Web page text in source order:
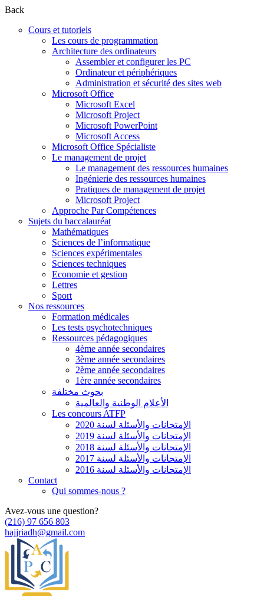
Back
Cours et tutoriels
Les cours de programmation
Architecture des ordinateurs
Assembler et configurer les PC
Ordinateur et périphériques
Administration et sécurité des sites web
Microsoft Office
Microsoft Excel
Microsoft Project
Microsoft PowerPoint
Microsoft Access
Microsoft Office Spécialiste
Le management de projet
Le management des ressources humaines
Ingénierie des ressources humaines
Pratiques de management de projet
Microsoft Project
Approche Par Compétences
Sujets du baccalauréat
Mathématiques
Sciences de l’informatique
Sciences expérimentales
Sciences techniques
Economie et gestion
Lettres
Sport
Nos ressources
Formation médicales
Les tests psychotechniques
Ressources pédagogiques
4ème année secondaires
3ème année secondaires
2ème année secondaires
1ère année secondaires
بحوث مختلفة
الأعلام الوطنية والعالمية
Les concours ATFP
الإمتحانات والأسئلة لسنة 2020
الإمتحانات والأسئلة لسنة 2019
الإمتحانات والأسئلة لسنة 2018
الإمتحانات والأسئلة لسنة 2017
الإمتحانات والأسئلة لسنة 2016
Contact
Qui sommes-nous ?
Avez-vous une question?
(216) 97 656 803
hajjriadh@gmail.com